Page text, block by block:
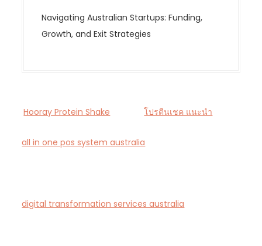
Navigating Australian Startups: Funding,
Growth, and Exit Strategies
Hooray Protein Shake โปรตีนเชค แนะนำ
all in one pos system australia
digital transformation services australia